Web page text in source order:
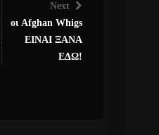
Next
οι Afghan Whigs
ΕΙΝΑΙ ΞΑΝΑ
ΕΔΩ!